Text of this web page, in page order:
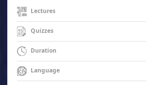
Lectures
Quizzes
Duration
Language